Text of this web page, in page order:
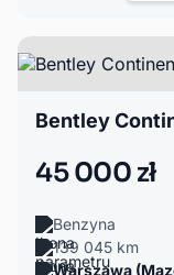
Bentley
45 000 zł
Benzyna
139 045 km
Warszawa